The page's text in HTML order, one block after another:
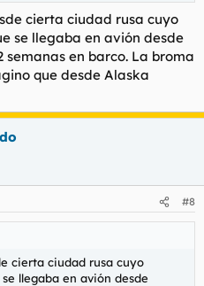
cierta ciudad rusa cuyo
se llegaba en avión desde
en barco. La broma
que desde Alaska
#8
cierta ciudad rusa cuyo
llegaba en avión desde